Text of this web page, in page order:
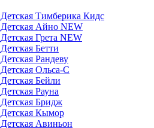
Детская Тимберика Кидс
Детская Айно NEW
Детская Грета NEW
Детская Бетти
Детская Рандеву
Детская Ольса-С
Детская Бейли
Детская Рауна
Детская Бридж
Детская Кымор
Детская Авиньон